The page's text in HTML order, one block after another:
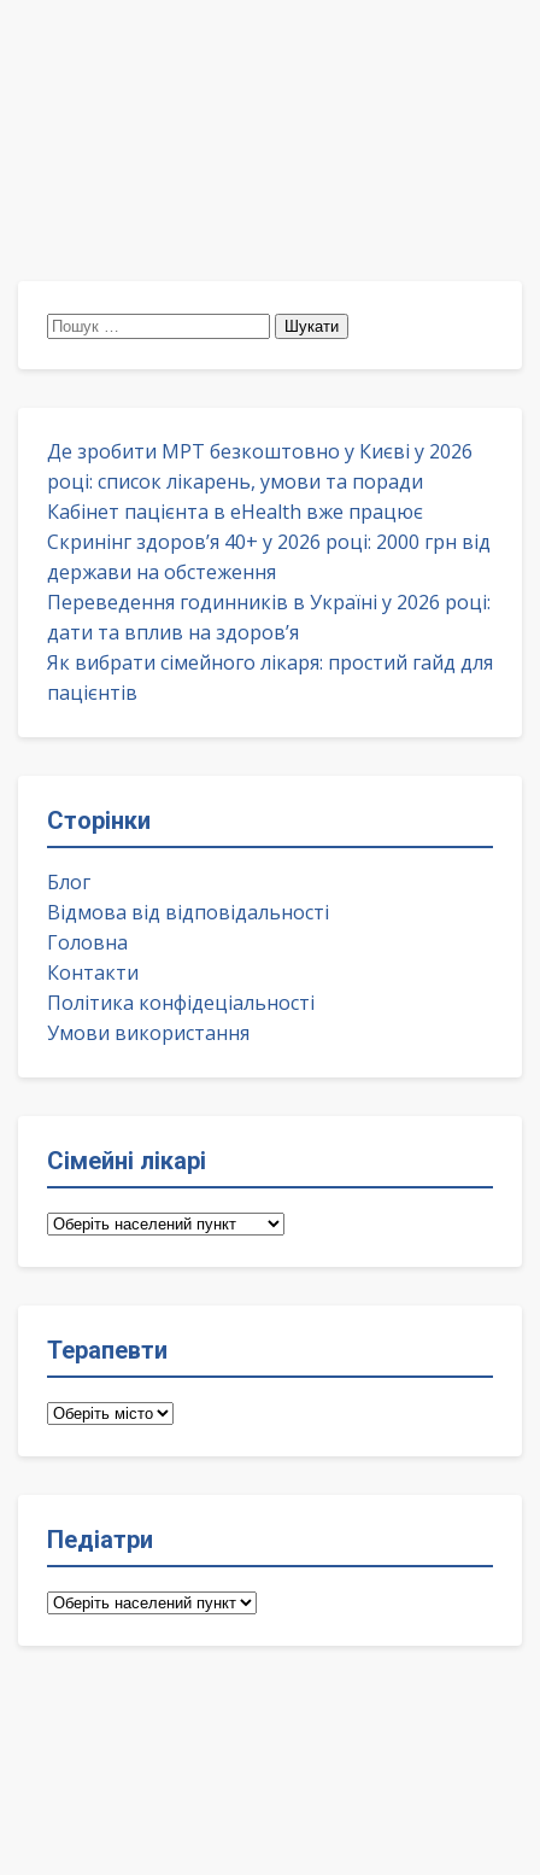
Пошук:
Де зробити МРТ безкоштовно у Києві у 2026
році: список лікарень, умови та поради
Кабінет пацієнта в eHealth вже працює
Скринінг здоров’я 40+ у 2026 році: 2000 грн від
держави на обстеження
Переведення годинників в Україні у 2026 році:
дати та вплив на здоров’я
Як вибрати сімейного лікаря: простий гайд для
пацієнтів
Сторінки
Блог
Відмова від відповідальності
Головна
Контакти
Політика конфідеціальності
Умови використання
Сімейні лікарі
Сімейні
Терапевти
Терапевти
Педіатри
Педіатри